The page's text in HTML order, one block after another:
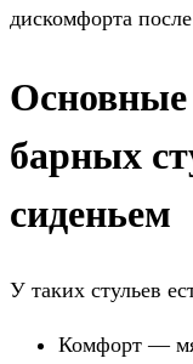
дискомфорта
барных
сиденьем
У таких стульев
Комфорт —